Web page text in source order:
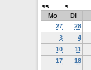
<< <
Mo
Di
27
28
3
4
10
11
17
18